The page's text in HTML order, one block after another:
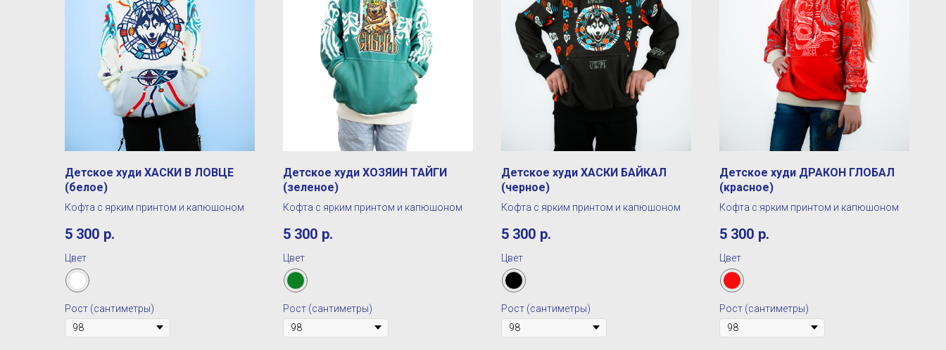
Детское худи ХАСКИ В ЛОВЦЕ
(белое)
Кофта с ярким принтом и капюшоном
5 300 р.
Цвет
Рост (сантиметры)
Детское худи ХОЗЯИН ТАЙГИ
(зеленое)
Кофта с ярким принтом и капюшоном
5 300 р.
Цвет
Рост (сантиметры)
Детское худи ХАСКИ БАЙКАЛ
(черное)
Кофта с ярким принтом и капюшоном
5 300 р.
Цвет
Рост (сантиметры)
Детское худи ДРАКОН ГЛОБАЛ
(красное)
Кофта с ярким принтом и капюшоном
5 300 р.
Цвет
Рост (сантиметры)